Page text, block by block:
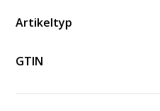
Artikeltyp
GTIN